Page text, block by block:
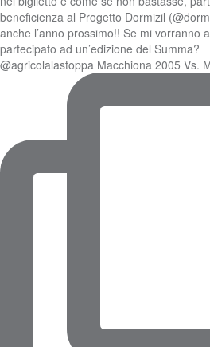
@agricolalastoppa Macchiona 2005 Vs.